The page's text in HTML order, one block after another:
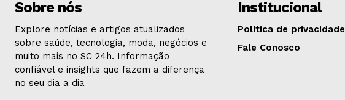
Sobre nós
Explore notícias e artigos atualizados
sobre saúde, tecnologia, moda, negócios e
muito mais no SC 24h. Informação
confiável e insights que fazem a diferença
no seu dia a dia
Institucional
Política de privacidade
Fale Conosco